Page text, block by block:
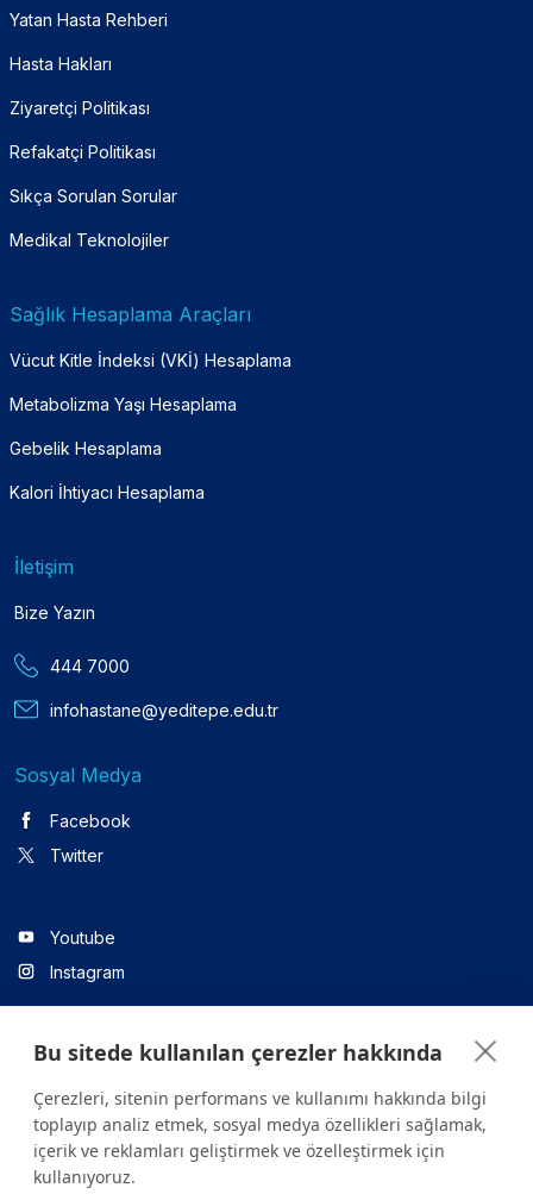
Yatan Hasta Rehberi
Hasta Hakları
Ziyaretçi Politikası
Refakatçi Politikası
Sıkça Sorulan Sorular
Medikal Teknolojiler
Sağlık Hesaplama Araçları
Vücut Kitle İndeksi (VKİ) Hesaplama
Metabolizma Yaşı Hesaplama
Gebelik Hesaplama
Kalori İhtiyacı Hesaplama
İletişim
Bize Yazın
444 7000
infohastane@yeditepe.edu.tr
Sosyal Medya
Facebook
Twitter
Youtube
Instagram
Linkedin
Sitede yer alan tüm içerikler yalnızca bilgilendirme amaçlıdır.
Bu sitede kullanılan çerezler hakkında
Çerezleri, sitenin performans ve kullanımı hakkında bilgi
toplayıp analiz etmek, sosyal medya özellikleri sağlamak,
içerik ve reklamları geliştirmek ve özelleştirmek için
kullanıyoruz.